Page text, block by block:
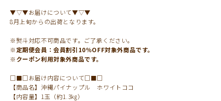
▼▽▼お届けについて▼▽▼
8月上旬からの出荷となります。
※熨斗対応不可商品です。ご了承ください。
※定期便会員：会員割引10％OFF対象外商品です。
※クーポン利用対象外商品です。
□■□お届け内容について□■□
【商品名】沖縄パイナップル ホワイトココ
【内容量】1玉（約1.3㎏）